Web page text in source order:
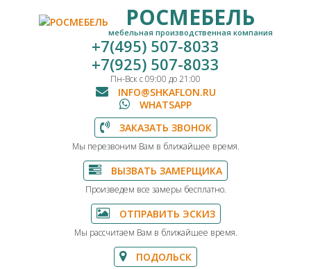
РОСМЕБЕЛЬ
мебельная производственная компания
+7(495) 507-8033
+7(925) 507-8033
Пн-Вск с 09:00 до 21:00
INFO@SHKAFLON.RU
WHATSAPP
ЗАКАЗАТЬ ЗВОНОК
Мы перезвоним Вам в ближайшее время.
ВЫЗВАТЬ ЗАМЕРЩИКА
Произведем все замеры бесплатно.
ОТПРАВИТЬ ЭСКИЗ
Мы рассчитаем Вам в ближайшее время.
ПОДОЛЬСК